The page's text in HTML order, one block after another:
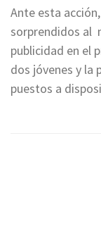
Ante esta
sorprendidos al
publicidad en el
dos jóvenes y la
puestos a